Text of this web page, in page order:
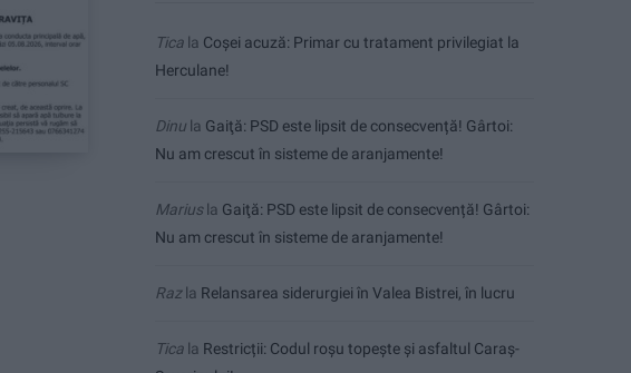
Tica la Coșei acuză: Primar cu tratament privilegiat la
Herculane!
Dinu la Gaiţă: PSD este lipsit de consecvență! Gârtoi:
Nu am crescut în sisteme de aranjamente!
Mariusla Gaiţă: PSD este lipsit de consecvență! Gârtoi:
Nu am crescut în sisteme de aranjamente!
Razla Relansarea siderurgiei în Valea Bistrei, în lucru
Tica la Restricții: Codul roșu topește și asfaltul Caraș-